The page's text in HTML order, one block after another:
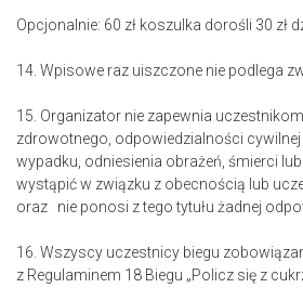
Opcjonalnie: 60 zł koszulka dorośli 30 zł
14. Wpisowe raz uiszczone nie podlega
15. Organizator nie zapewnia
zdrowotnego, odpowiedzialności cywilnej
wypadku, odniesienia obrażeń, śmierci
wystąpić w związku z obecnością lub
oraz nie ponosi z tego tytułu żadnej
16. Wszyscy uczestnicy biegu
z Regulaminem 18 Biegu „Policz się z